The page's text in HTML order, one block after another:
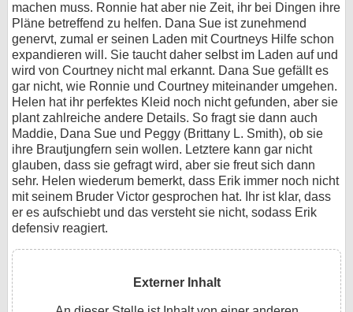
machen muss. Ronnie hat aber nie Zeit, ihr bei Dingen ihre
Pläne betreffend zu helfen. Dana Sue ist zunehmend
genervt, zumal er seinen Laden mit Courtneys Hilfe schon
expandieren will. Sie taucht daher selbst im Laden auf und
wird von Courtney nicht mal erkannt. Dana Sue gefällt es
gar nicht, wie Ronnie und Courtney miteinander umgehen.
Helen hat ihr perfektes Kleid noch nicht gefunden, aber sie
plant zahlreiche andere Details. So fragt sie dann auch
Maddie, Dana Sue und Peggy (Brittany L. Smith), ob sie
ihre Brautjungfern sein wollen. Letztere kann gar nicht
glauben, dass sie gefragt wird, aber sie freut sich dann
sehr. Helen wiederum bemerkt, dass Erik immer noch nicht
mit seinem Bruder Victor gesprochen hat. Ihr ist klar, dass
er es aufschiebt und das versteht sie nicht, sodass Erik
defensiv reagiert.
Externer Inhalt